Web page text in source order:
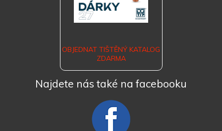
OBJEDNAT TIŠTĚNÝ KATALOG
ZDARMA
Najdete nás také na facebooku